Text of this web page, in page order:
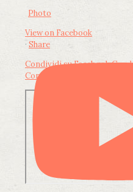
Photo
View on Facebook
· Share
Condividi su Facebook
Condividi su LinkedIn